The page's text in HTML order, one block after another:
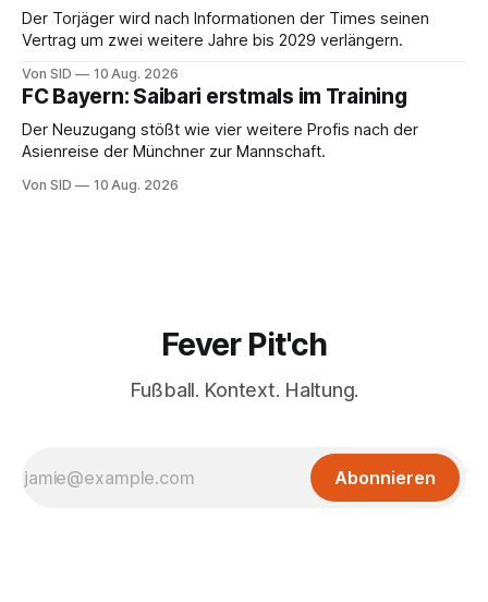
Der Torjäger wird nach Informationen der Times seinen
Vertrag um zwei weitere Jahre bis 2029 verlängern.
Von SID 10 Aug. 2026
FC Bayern: Saibari erstmals im Training
Der Neuzugang stößt wie vier weitere Profis nach der
Asienreise der Münchner zur Mannschaft.
Von SID 10 Aug. 2026
Fever Pit'ch
Fußball. Kontext. Haltung.
Abonnieren